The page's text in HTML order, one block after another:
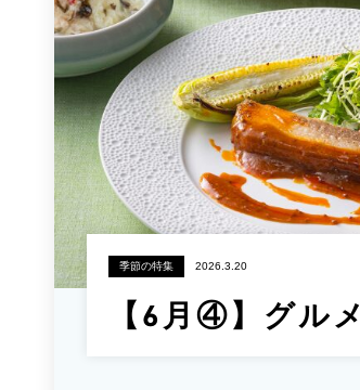
季節の特集 2026.3.20
【6月④】グル